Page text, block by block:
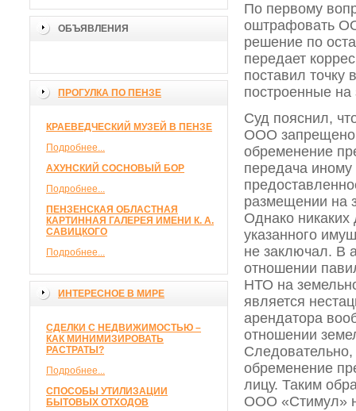
ОБЪЯВЛЕНИЯ
ПРОГУЛКА ПО ПЕНЗЕ
КРАЕВЕДЧЕСКИЙ МУЗЕЙ В ПЕНЗЕ
Подробнее...
АХУНСКИЙ СОСНОВЫЙ БОР
Подробнее...
ПЕНЗЕНСКАЯ ОБЛАСТНАЯ
КАРТИННАЯ ГАЛЕРЕЯ ИМЕНИ К. А.
САВИЦКОГО
Подробнее...
ИНТЕРЕСНОЕ В МИРЕ
СДЕЛКИ С НЕДВИЖИМОСТЬЮ –
КАК МИНИМИЗИРОВАТЬ
РАСТРАТЫ?
Подробнее...
СПОСОБЫ УТИЛИЗАЦИИ
БЫТОВЫХ ОТХОДОВ
По первому
оштрафовать
решение по
передает
поставил
построенные
Суд пояснил,
ООО запрещено
обременение
передача иному
размещении на
Однако
указанного
не заключал. В
отношении
НТО на
является
арендатора
отношении
обременение
лицу. Таким
ООО «Стимул»